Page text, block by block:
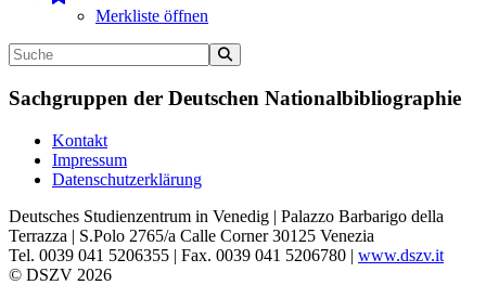
Merkliste öffnen
Sachgruppen der Deutschen Nationalbibliographie
Kontakt
Impressum
Datenschutzerklärung
Deutsches Studienzentrum in Venedig | Palazzo Barbarigo della
Terrazza | S.Polo 2765/a Calle Corner 30125 Venezia
Tel. 0039 041 5206355 | Fax. 0039 041 5206780 | www.dszv.it
© DSZV 2026